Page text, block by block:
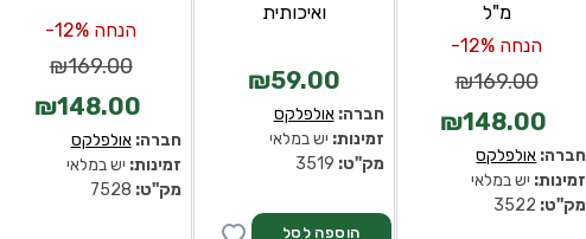
הנחה 12%-
₪169.00
₪148.00
חברה:אולפלקס
זמינות: יש במלאי
מק''ט:
ואיכותית
₪59.00
חברה:אולפלקס
זמינות: יש במלאי
מק''ט:
מ"ל
הנחה 12%-
₪169.00
₪148.00
חברה: אולפלקס
זמינות: יש במלאי
מק''ט: